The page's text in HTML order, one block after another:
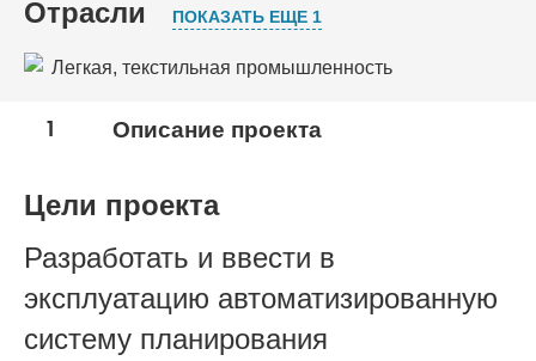
Отрасли ПОКАЗАТЬ ЕЩЕ 1
Легкая, текстильная промышленность
Торговля
1 Описание проекта
Цели проекта
Разработать и ввести в
эксплуатацию автоматизированную
систему планирования